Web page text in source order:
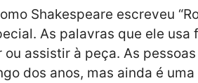
Shakespeare escreveu
As palavras que ele usa
assistir à peça. As
dos anos, mas ainda é